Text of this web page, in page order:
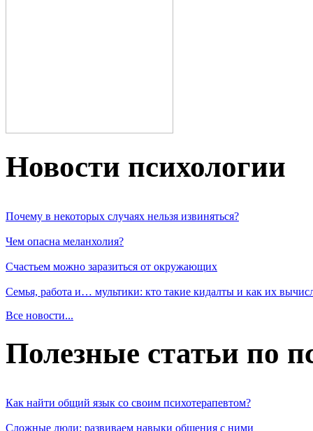
Новости пcихологии
Почему в некоторых случаях нельзя извиняться?
Чем опасна меланхолия?
Счастьем можно заразиться от окружающих
Семья, работа и… мультики: кто такие кидалты и как их
Все новости...
Полезные статьи по
Как найти общий язык со своим психотерапевтом?
Сложные люди: развиваем навыки общения с ними